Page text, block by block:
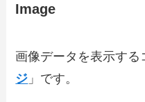
Image
画像データを表示する
ジ 」です。